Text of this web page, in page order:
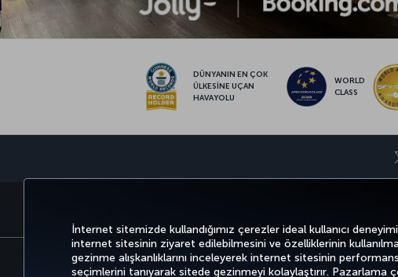
İnternet sitemizde kullandığımız çerezler ideal kullanıcı
internet sitesinin ziyaret edilebilmesini ve özelliklerinin
gezinme alışkanlıklarını inceleyerek internet sitesinin
seçimlerini tanıyarak sitede gezinmeyi kolaylaştırır.
DÜNYANIN EN ÇOK
ÜLKESİNE UÇAN
HAVAYOLU
WORLD
CLASS
Bilgi Toplumu Hizmetleri Erişilebilirlik